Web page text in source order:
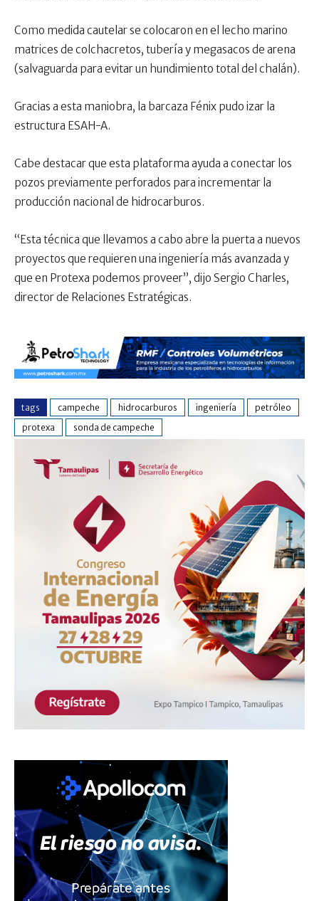
Como medida cautelar se colocaron en el lecho marino
matrices de colchacretos, tubería y megasacos de arena
(salvaguarda para evitar un hundimiento total del chalán).
Gracias a esta maniobra, la barcaza Fénix pudo izar la
estructura ESAH-A.
Cabe destacar que esta plataforma ayuda a conectar los
pozos previamente perforados para incrementar la
producción nacional de hidrocarburos.
“Esta técnica que llevamos a cabo abre la puerta a nuevos
proyectos que requieren una ingeniería más avanzada y
que en Protexa podemos proveer”, dijo Sergio Charles,
director de Relaciones Estratégicas.
tags campeche hidrocarburos ingeniería
petróleo
protexa
sonda de campeche